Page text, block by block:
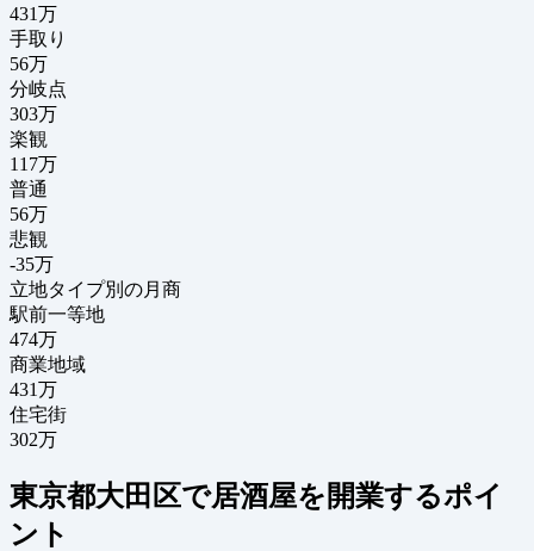
431万
手取り
56万
分岐点
303万
楽観
117万
普通
56万
悲観
-35万
立地タイプ別の月商
駅前一等地
474万
商業地域
431万
住宅街
302万
東京都大田区で居酒屋を開業するポイ
ント